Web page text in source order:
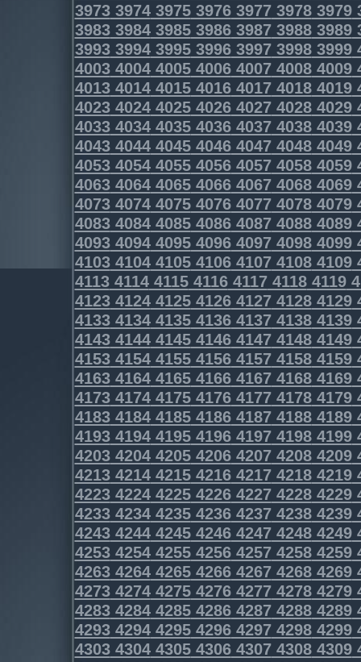
3973397439753976397739783979
3983398439853986398739883989
3993399439953996399739983999
4003400440054006400740084009
4013401440154016401740184019
4023402440254026402740284029
4033403440354036403740384039
4043404440454046404740484049
4053405440554056405740584059
4063406440654066406740684069
4073407440754076407740784079
4083408440854086408740884089
4093409440954096409740984099
4103410441054106410741084109
4113411441154116411741184119
4123412441254126412741284129
4133413441354136413741384139
4143414441454146414741484149
4153415441554156415741584159
4163416441654166416741684169
4173417441754176417741784179
4183418441854186418741884189
4193419441954196419741984199
4203420442054206420742084209
4213421442154216421742184219
4223422442254226422742284229
4233423442354236423742384239
4243424442454246424742484249
4253425442554256425742584259
4263426442654266426742684269
4273427442754276427742784279
4283428442854286428742884289
4293429442954296429742984299
4303430443054306430743084309